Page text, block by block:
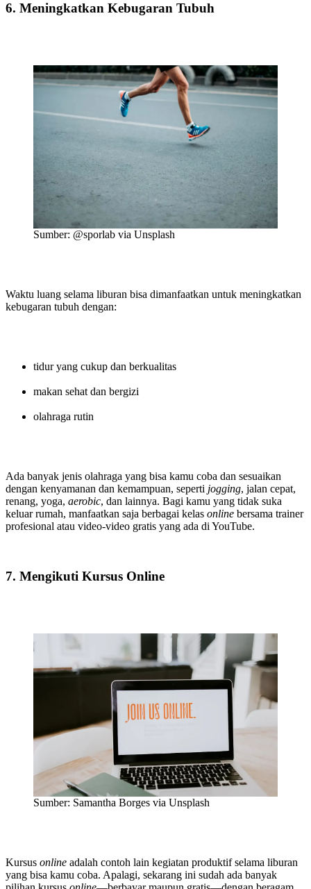
6. Meningkatkan Kebugaran Tubuh
Sumber: @sporlab via Unsplash
Waktu luang selama liburan bisa dimanfaatkan untuk meningkatkan
kebugaran tubuh dengan:
tidur yang cukup dan berkualitas
makan sehat dan bergizi
olahraga rutin
Ada banyak jenis olahraga yang bisa kamu coba dan sesuaikan
dengan kenyamanan dan kemampuan, seperti jogging, jalan cepat,
renang, yoga, aerobic, dan lainnya. Bagi kamu yang tidak suka
keluar rumah, manfaatkan saja berbagai kelas online bersama trainer
profesional atau video-video gratis yang ada di YouTube.
7. Mengikuti Kursus Online
Sumber: Samantha Borges via Unsplash
Kursus online adalah contoh lain kegiatan produktif selama liburan
yang bisa kamu coba. Apalagi, sekarang ini sudah ada banyak